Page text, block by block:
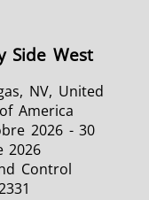
Side West
NV, United
America
2026 - 30
2026
Control